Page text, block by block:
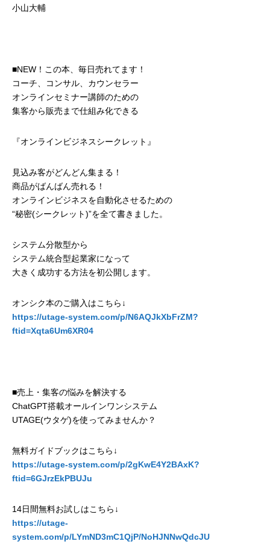
小山大輔
■NEW！この本、毎日売れてます！
コーチ、コンサル、カウンセラー
オンラインセミナー講師のための
集客から販売まで仕組み化できる
『オンラインビジネスシークレット』
見込み客がどんどん集まる！
商品がばんばん売れる！
オンラインビジネスを自動化させるための
“秘密(シークレット)”を全て書きました。
システム分散型から
システム統合型起業家になって
大きく成功する方法を初公開します。
オンシク本のご購入はこちら↓
https://utage-system.com/p/N6AQJkXbFrZM?
ftid=Xqta6Um6XR04
■売上・集客の悩みを解決する
ChatGPT搭載オールインワンシステム
UTAGE(ウタゲ)を使ってみませんか？
無料ガイドブックはこちら↓
https://utage-system.com/p/2gKwE4Y2BAxK?
ftid=6GJrzEkPBUJu
14日間無料お試しはこちら↓
https://utage-
system.com/p/LYmND3mC1QjP/NoHJNNwQdcJU